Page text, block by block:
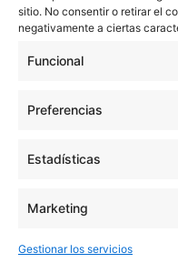
sitio. No consentir o retirar el
negativamente a ciertas
Funcional
Preferencias
Estadísticas
Marketing
Gestionar los servicios
Email
*